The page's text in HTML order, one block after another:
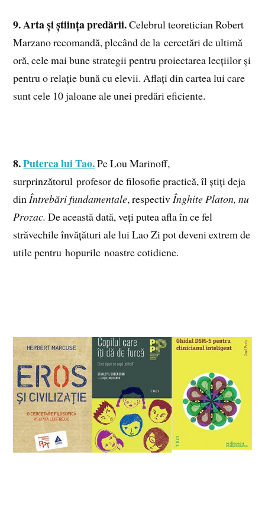
9. Arta și știința predării.Celebrul teoretician Robert
Marzano recomandă, plecând de la cercetări de ultimă
oră, cele mai bune strategii pentru proiectarea lecțiilor și
pentru o relație bună cu elevii. Aflați din cartea lui care
sunt cele 10 jaloane ale unei predări eficiente.
8.Puterea lui Tao.Pe Lou Marinoff,
surprinzătorul profesor de filosofie practică, îl știți deja
dinÎntrebări fundamentale, respectivÎnghite Platon, nu
Prozac.De această dată, veți putea afla în ce fel
străvechile învățături ale lui Lao Zi pot deveni extrem de
utile pentru hopurile noastre cotidiene.